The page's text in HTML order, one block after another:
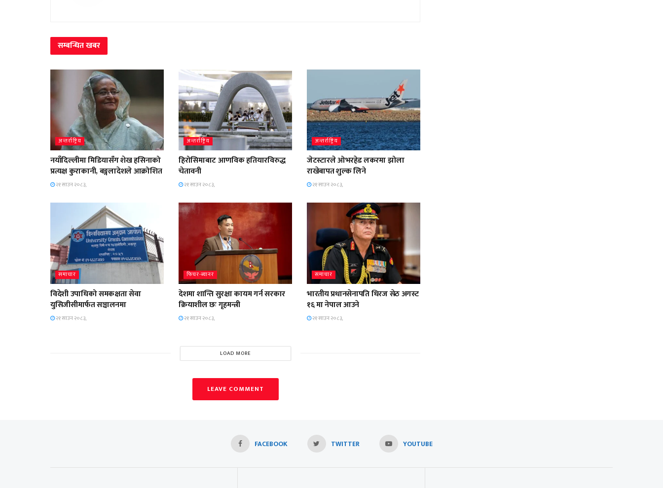
सम्बन्धितखबर
अन्तर्राष्ट्रिय
नयाँदिल्लीमा मिडियासँग शेख हसिनाको
प्रत्यक्ष कुराकानी, बङ्गलादेशले आक्रोशित
२१ साउन २०८३,
अन्तर्राष्ट्रिय
हिरोसिमाबाट आणविक हतियारविरुद्ध
चेतावनी
२१ साउन २०८३,
अन्तर्राष्ट्रिय
जेटस्टारले ओभरहेड लकरमा झोला
राखेबापत शुल्क लिने
२१ साउन २०८३,
समाचार
विदेशी उपाधिको समकक्षता सेवा
युसिजीसीमार्फत सञ्चालनमा
२१ साउन २०८३,
फिचर-ब्यानर
देशमा शान्ति सुरक्षा कायम गर्न सरकार
क्रियाशील छः गृहमन्त्री
२१ साउन २०८३,
समाचार
भारतीय प्रधानसेनापति धिरज सेठ अगस्ट
१६ मा नेपाल आउने
२१ साउन २०८३,
LOAD MORE
LEAVE COMMENT
FACEBOOK TWITTER YOUTUBE